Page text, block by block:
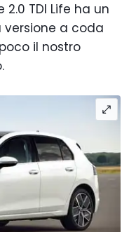
TDI Life ha un
versione a coda
il nostro